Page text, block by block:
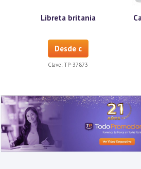
Libreta britania
Desde c
Clave: TP-37873